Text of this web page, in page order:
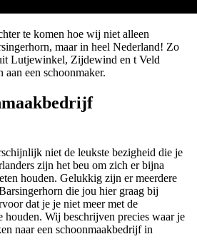
te komen hoe wij niet alleen
maar in heel Nederland! Zo
Lutjewinkel, Zijdewind en t Veld
een schoonmaker.
niet de leukste bezigheid die je
zijn het beu om zich er bijna
houden. Gelukkig zijn er meerdere
die jou hier graag bij
dat je je niet meer met de
houden. Wij beschrijven precies waar je
naar een schoonmaakbedrijf in